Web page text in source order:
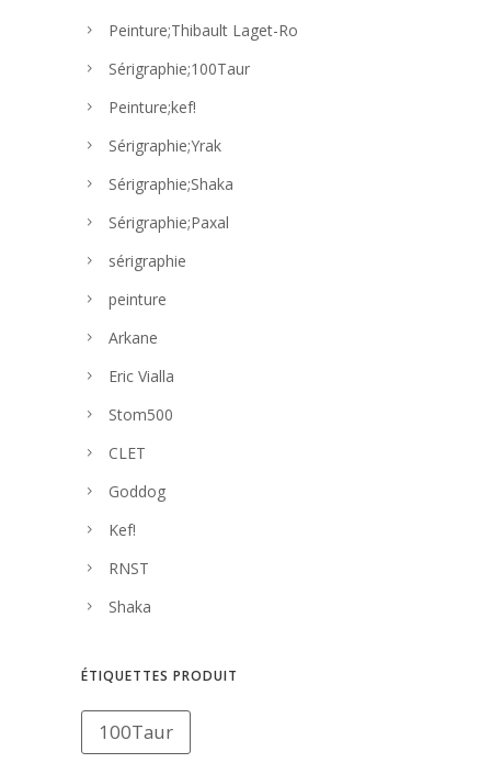
Peinture;Thibault Laget-Ro
Sérigraphie;100Taur
Peinture;kef!
Sérigraphie;Yrak
Sérigraphie;Shaka
Sérigraphie;Paxal
sérigraphie
peinture
Arkane
Eric Vialla
Stom500
CLET
Goddog
Kef!
RNST
Shaka
ÉTIQUETTES PRODUIT
100Taur